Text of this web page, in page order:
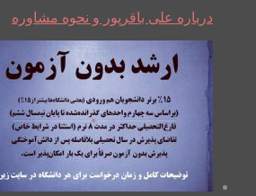
درباره علی باقرپور و نحوه مشاوره